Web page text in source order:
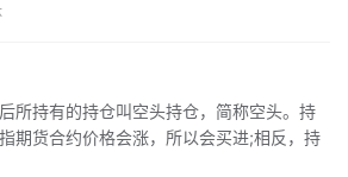
持有的持仓叫空头持仓，简称空头。持
期货合约价格会涨，所以会买进;相反，持
期货合约价格以后会下跌，所以才卖出。